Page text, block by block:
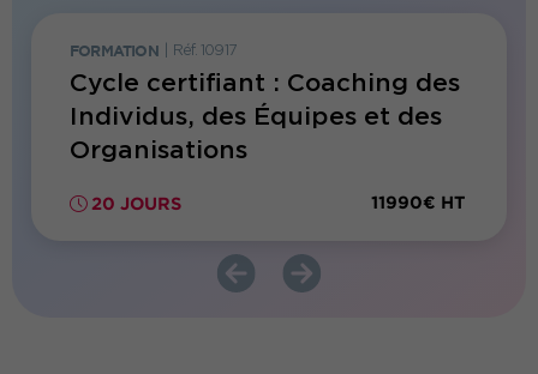
FORMATION Réf. 10917
Cycle certifiant : Coaching des
Individus, des Équipes et des
Organisations
20 JOURS 11990€ HT